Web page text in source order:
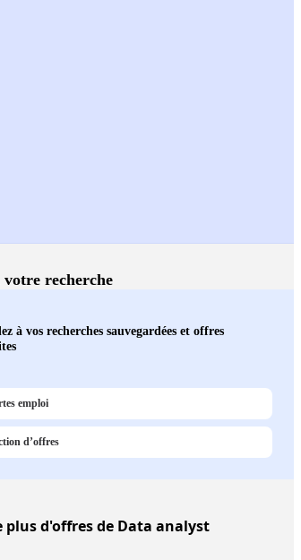
votre recherche
à vos recherches sauvegardées et offres
emploi
d’offres
plus d'offres de Data analyst